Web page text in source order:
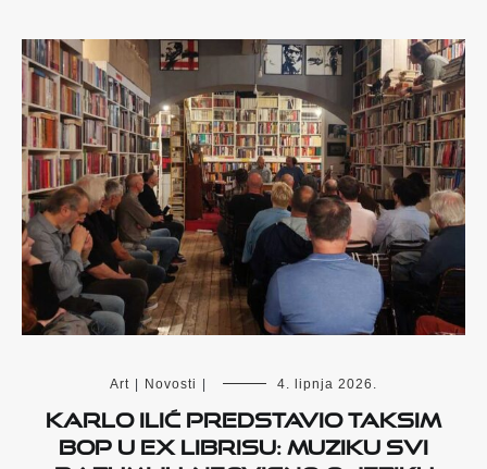
Art Novosti 4. lipnja 2026.
Karlo Ilić predstavio Taksim
Bop u Ex librisu: Muziku svi